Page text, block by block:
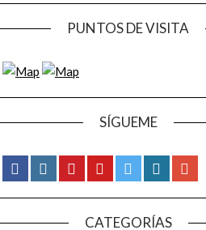
PUNTOS DE VISITA
SÍGUEME
CATEGORÍAS